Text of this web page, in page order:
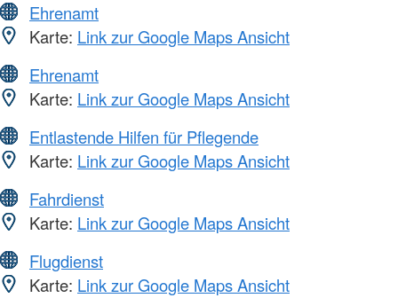
Ehrenamt
Karte: Link zur Google Maps Ansicht
Ehrenamt
Karte: Link zur Google Maps Ansicht
Entlastende Hilfen für Pflegende
Karte: Link zur Google Maps Ansicht
Fahrdienst
Karte: Link zur Google Maps Ansicht
Flugdienst
Karte: Link zur Google Maps Ansicht